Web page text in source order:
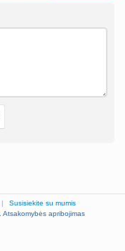
|
Susisiekite su mumis
Atsakomybės apribojimas